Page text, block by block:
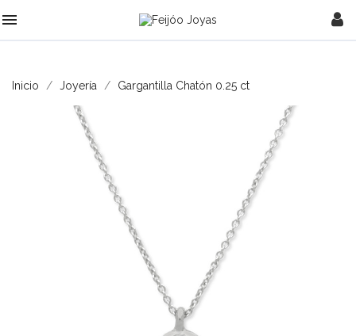

Inicio Joyería Gargantilla Chatón 0.25 ct